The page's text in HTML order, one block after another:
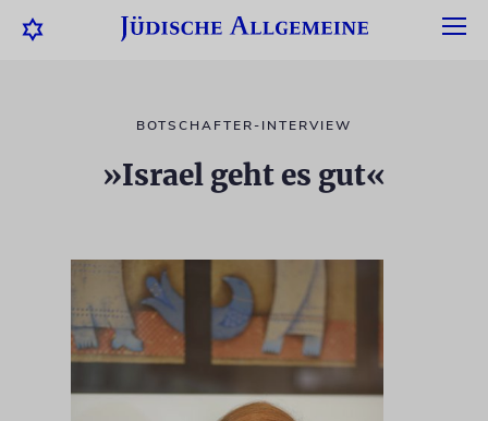
BOTSCHAFTER-INTERVIEW
»Israel geht es gut«